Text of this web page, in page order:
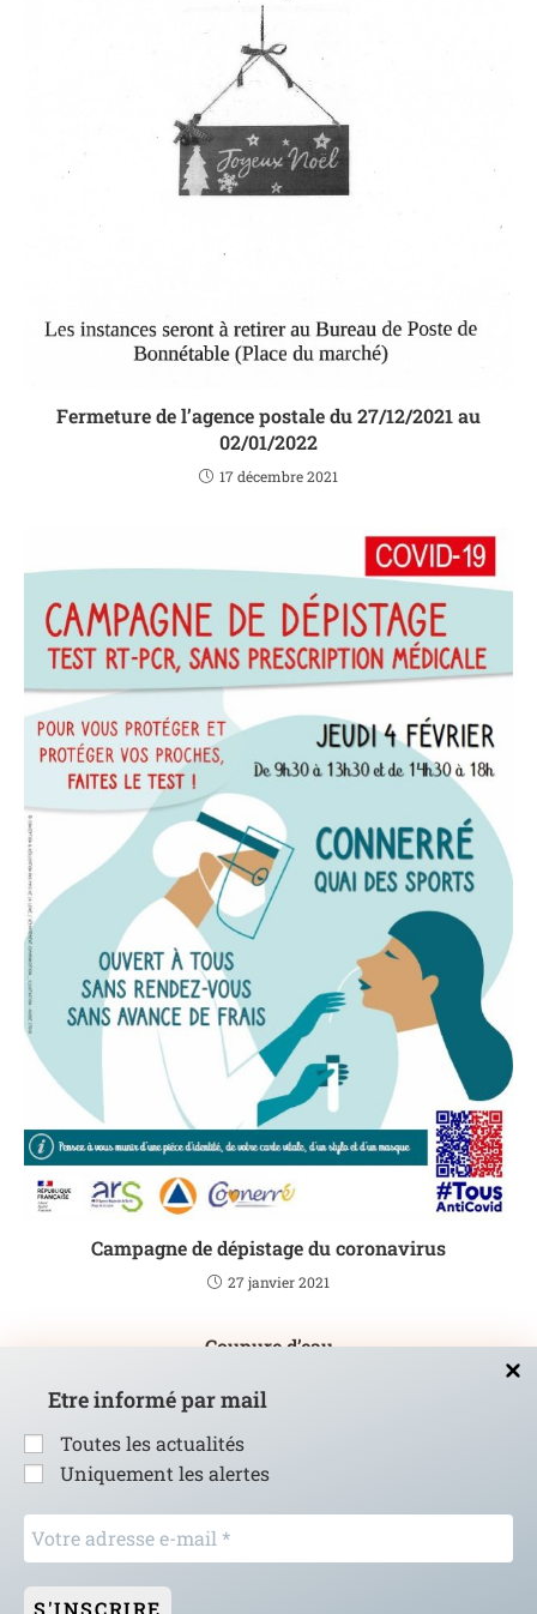
Etre informé par mail
Toutes les actualités
Uniquement les alertes
Votre
adresse
e-
Fermeture de l’agence postale du 27/12/2021 au
02/01/2022
17 décembre 2021
Campagne de dépistage du coronavirus
27 janvier 2021
Coupure d’eau